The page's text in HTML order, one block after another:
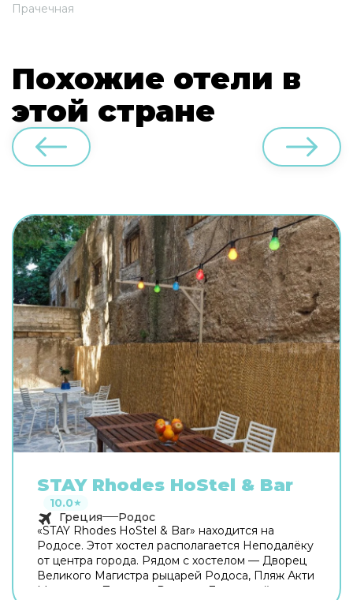
Прачечная
Похожие отели в
этой стране
STAY Rhodes HoStel & Bar
10.0★
Греция
Родос
«STAY Rhodes HoStel & Bar» находится на
Родосе. Этот хостел располагается Неподалёку
от центра города. Рядом с хостелом — Дворец
Великого Магистра рыцарей Родоса, Пляж Акти
Миаоули и Площадь Римини. Для гостей